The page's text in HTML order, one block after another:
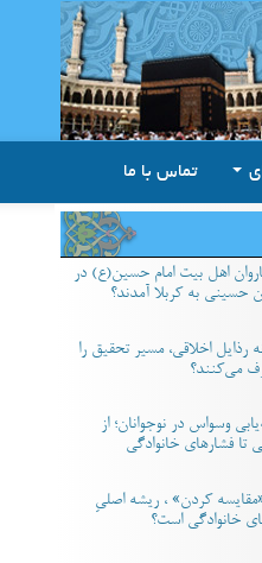
تماس با ما
اهل بیت امام حسین(ع) در
حسینی به کربلا آمدند؟
رذایل اخلاقی، مسیر تحقیق را
می‌کنند؟
وسواس در نوجوانان؛ از
تا فشارهای خانوادگی
کردن» ، ریشه اصلیِ
خانوادگی است؟